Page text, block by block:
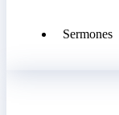
Sermones